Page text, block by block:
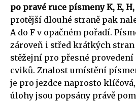
po pravé ruce písmeny K, E, H,
protější dlouhé straně pak
A do F v opačném pořadí.
zároveň i střed krátkých
stěžejní pro přesné
cviků. Znalost umístění
je pro jezdce naprosto
úlohy jsou popsány právě